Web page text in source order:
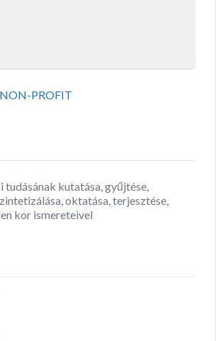
NON-PROFIT
tudásának kutatása, gyűjtése,
oktatása, terjesztése,
kor ismereteivel